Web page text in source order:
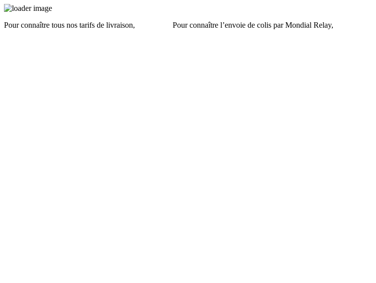
Pour connaître tous nos tarifs de livraison, Pour connaître l’envoie de colis par Mondial Relay,